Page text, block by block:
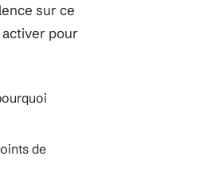
sur ce
activer pour
de